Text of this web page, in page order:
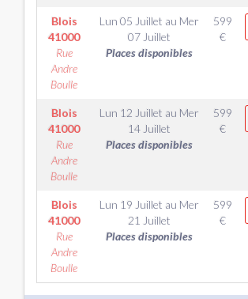
Blois
41000
Rue
Andre
Boulle
Lun 05 Juillet au Mer
07 Juillet
Places disponibles
599
€
Blois
41000
Rue
Andre
Boulle
Lun 12 Juillet au Mer
14 Juillet
Places disponibles
599
€
Blois
41000
Rue
Andre
Boulle
Lun 19 Juillet au Mer
21 Juillet
Places disponibles
599
€